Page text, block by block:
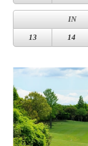
IN
13 14